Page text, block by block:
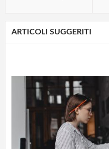
ARTICOLI SUGGERITI